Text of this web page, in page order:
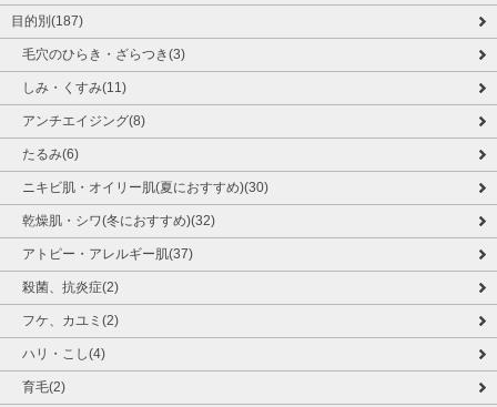
目的別(187)
毛穴のひらき・ざらつき(3)
しみ・くすみ(11)
アンチエイジング(8)
たるみ(6)
ニキビ肌・オイリー肌(夏におすすめ)(30)
乾燥肌・シワ(冬におすすめ)(32)
アトピー・アレルギー肌(37)
殺菌、抗炎症(2)
フケ、カユミ(2)
ハリ・こし(4)
育毛(2)